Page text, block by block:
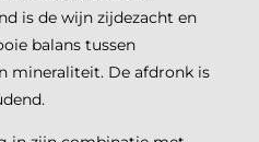
is de wijn zijdezacht en
balans tussen
mineraliteit. De afdronk is